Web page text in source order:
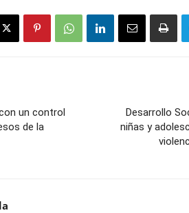
un control
de la
Desarrollo
niñas y